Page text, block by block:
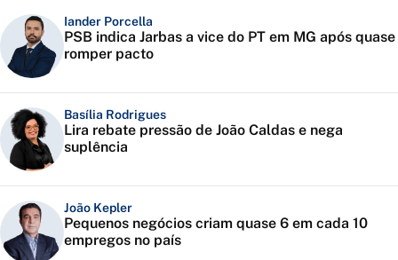
Iander Porcella
PSB indica Jarbas a vice do PT em MG após quase
romper pacto
Basília Rodrigues
Lira rebate pressão de João Caldas e nega
suplência
João Kepler
Pequenos negócios criam quase 6 em cada 10
empregos no país